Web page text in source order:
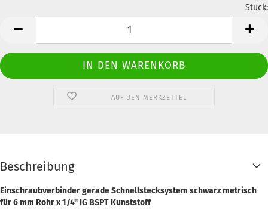
Stück:
AUF DEN MERKZETTEL
Beschreibung
Einschraubverbinder gerade Schnellstecksystem schwarz metrisch
für 6 mm Rohr x 1/4" IG BSPT Kunststoff